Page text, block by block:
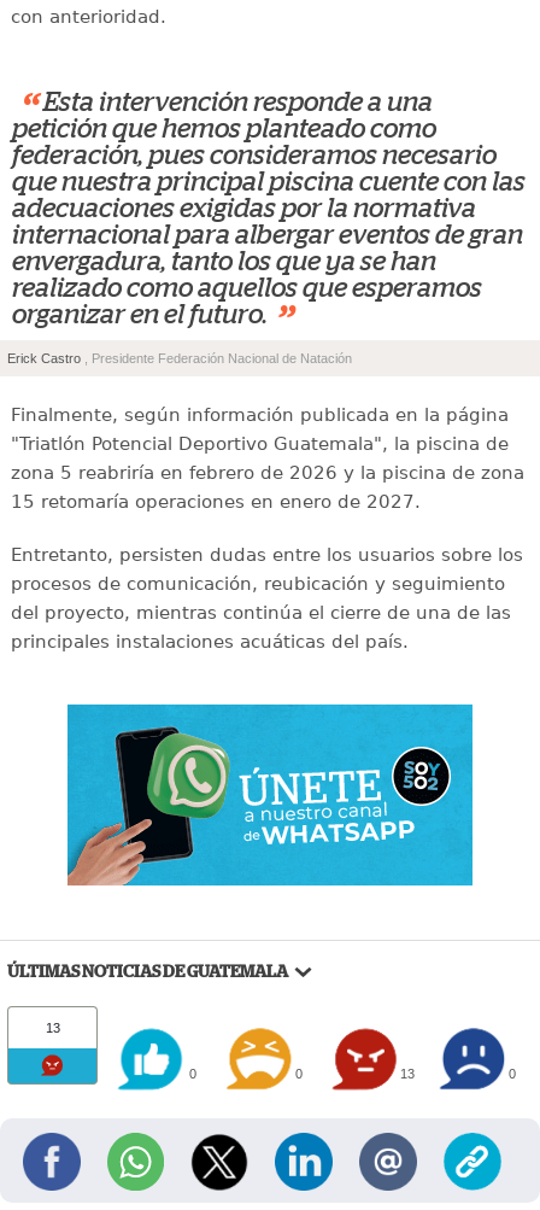
con anterioridad.
“ Esta intervención responde a una
petición que hemos planteado como
federación, pues consideramos necesario
que nuestra principal piscina cuente con las
adecuaciones exigidas por la normativa
internacional para albergar eventos de gran
envergadura, tanto los que ya se han
realizado como aquellos que esperamos
organizar en el futuro. ”
Erick Castro , Presidente Federación Nacional de Natación
Finalmente, según información publicada en la página
"Triatlón Potencial Deportivo Guatemala", la piscina de
zona 5 reabriría en febrero de 2026 y la piscina de zona
15 retomaría operaciones en enero de 2027.
Entretanto, persisten dudas entre los usuarios sobre los
procesos de comunicación, reubicación y seguimiento
del proyecto, mientras continúa el cierre de una de las
principales instalaciones acuáticas del país.
ÚLTIMAS NOTICIAS DE GUATEMALA
13
0 0 13 0